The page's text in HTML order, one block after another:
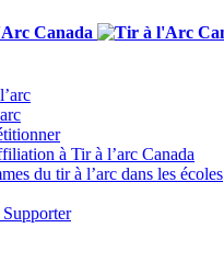
à Tir à l’arc Canada
du tir à l’arc dans les écoles